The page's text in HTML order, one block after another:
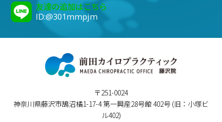
友達の追加はこちら
ID:@301mmpjm
〒251-0024
神奈川県藤沢市鵠沼橘1-17-4 第一興産28号館 402号 (旧：小塚ビ
ル402)